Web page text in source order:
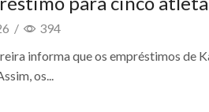
/
394
informa que os empréstimos de
os...